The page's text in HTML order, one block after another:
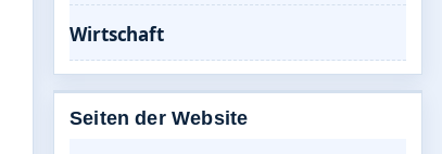
Wirtschaft
Seiten der Website